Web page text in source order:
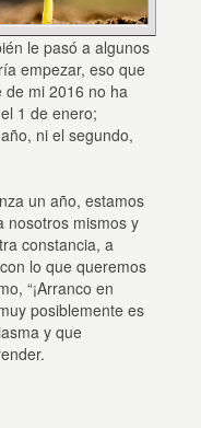
le pasó a algunos
empezar, eso que
mi 2016 no ha
1 de enero;
ni el segundo,
un año, estamos
nosotros mismos y
constancia, a
lo que queremos
“¡Arranco en
posiblemente es
y que